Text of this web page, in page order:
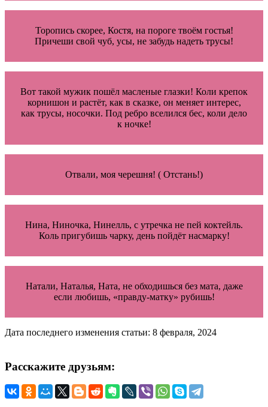
Торопись скорее, Костя, на пороге твоём гостья!
Причеши свой чуб, усы, не забудь надеть трусы!
Вот такой мужик пошёл масленые глазки! Коли крепок
корнишон и растёт, как в сказке, он меняет интерес,
как трусы, носочки. Под ребро вселился бес, коли дело
к ночке!
Отвали, моя черешня! ( Отстань!)
Нина, Ниночка, Нинелль, с утречка не пей коктейль.
Коль пригубишь чарку, день пойдёт насмарку!
Натали, Наталья, Ната, не обходишься без мата, даже
если любишь, «правду-матку» рубишь!
Дата последнего изменения статьи: 8 февраля, 2024
Расскажите друзьям: